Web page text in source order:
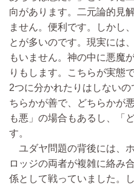
向があります。二元論的見
ません。便利です。しかし
とが多いのです。現実には
もいません。神の中に悪魔
りもします。こちらが実態
2つに分かれたりはしない
ちらかが善で、どちらかが
も悪」の場合もあるし、「
す。
ユダヤ問題の背後には、
ロッジの両者が複雑に絡み
係として戦っていました。